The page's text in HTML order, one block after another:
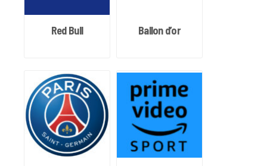
Red Bull Ballon d’or